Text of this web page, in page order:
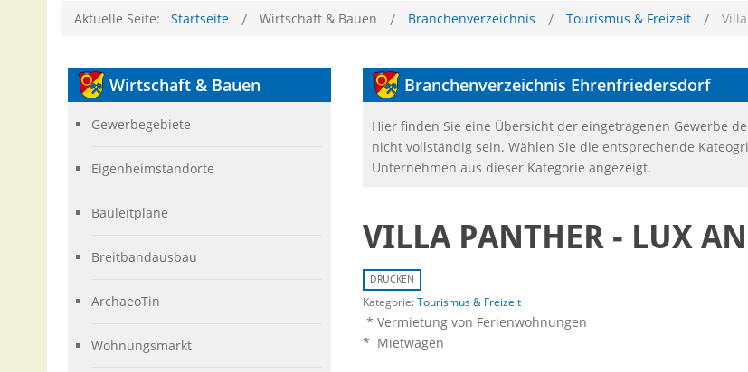
Aktuelle Seite: Startseite Wirtschaft & Bauen Branchenverzeichnis Tourismus & Freizeit
Branchenverzeichnis Ehrenfriedersdorf
Hier finden Sie eine Übersicht der eingetragenen Gewerbe
nicht vollständig sein. Wählen Sie die entsprechende
Unternehmen aus dieser Kategorie angezeigt.
VILLA PANTHER - LUX
DRUCKEN
Kategorie:Tourismus & Freizeit
* Vermietung von Ferienwohnungen
* Mietwagen
Wirtschaft& Bauen
Gewerbegebiete
Eigenheimstandorte
Bauleitpläne
Breitbandausbau
ArchaeoTin
Wohnungsmarkt